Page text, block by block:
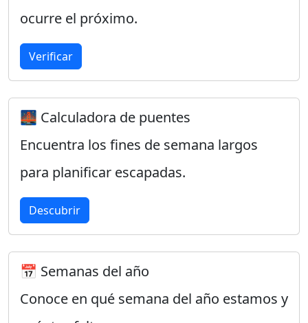
ocurre el próximo.
Verificar
🌉 Calculadora de puentes
Encuentra los fines de semana largos
para planificar escapadas.
Descubrir
📅 Semanas del año
Conoce en qué semana del año estamos y